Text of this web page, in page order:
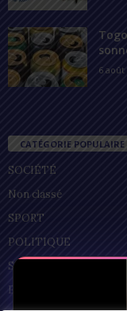
6 août
CATÉGORIE POPULAIRE
SOCIÉTÉ
Non classé
SPORT
POLITIQUE
SANTÉ
ECONOMIE